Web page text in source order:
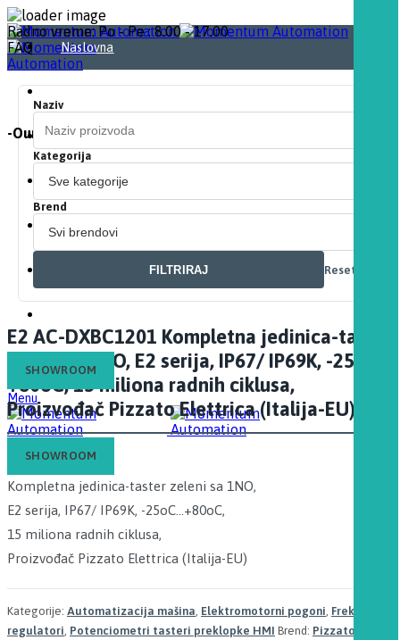
-Our Automation. Your Momentum-
Radno vreme: Po - Pe : 8.00 - 17.00
FAQ
Naslovna
Proizvodi
Download
Partneri
SHOWROOM
Menu
SHOWROOM
Naziv
Kategorija
Brend
FILTRIRAJ Resetuj
E2 AC-DXBC1201 Kompletna jedinica-taster
zeleni sa 1NO, E2 serija, IP67/ IP69K, -25oC…
+80oC, 15 miliona radnih ciklusa,
Proizvođač Pizzato Elettrica (Italija-EU)
E2 AC-DXBC1201
Kompletna jedinica-taster zeleni sa 1NO,
E2 serija, IP67/ IP69K, -25oC…+80oC,
15 miliona radnih ciklusa,
Proizvođač Pizzato Elettrica (Italija-EU)
Kategorije: Automatizacija mašina, Elektromotorni pogoni, Frekventni
regulatori, Potenciometri tasteri preklopke HMI Brend: Pizzato